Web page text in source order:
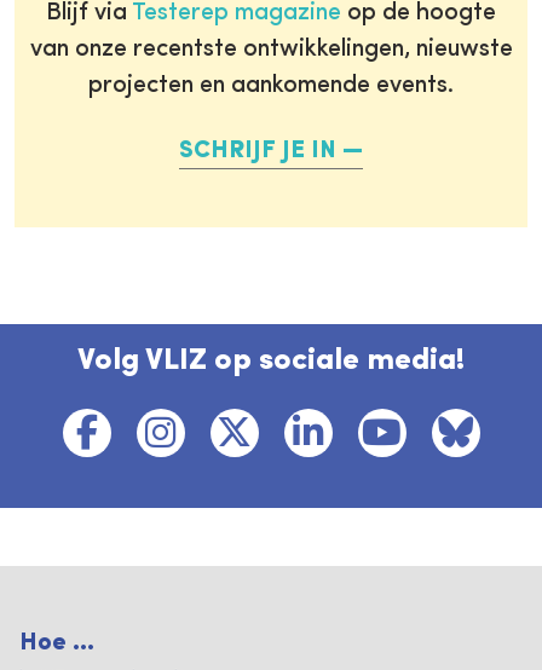
Blijf via Testerep magazine op de hoogte
van onze recentste ontwikkelingen, nieuwste
projecten en aankomende events.
SCHRIJF JE IN
Volg VLIZ op sociale media!
Hoe ...